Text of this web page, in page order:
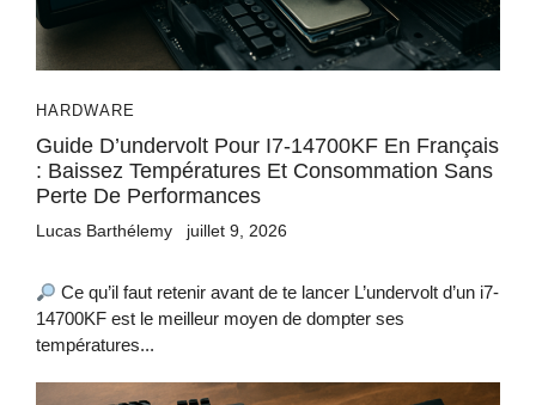
HARDWARE
Guide D’undervolt Pour I7-14700KF En Français
: Baissez Températures Et Consommation Sans
Perte De Performances
Lucas Barthélemy juillet 9, 2026
Ce qu’il faut retenir avant de te lancer L’undervolt d’un i7-
14700KF est le meilleur moyen de dompter ses
températures...